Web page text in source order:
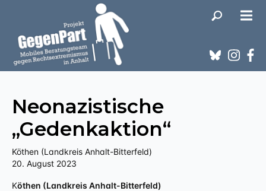
Neonazistische
„Gedenkaktion“
Köthen (Landkreis Anhalt-Bitterfeld)
20. August 2023
Köthen (Landkreis Anhalt-Bitterfeld)